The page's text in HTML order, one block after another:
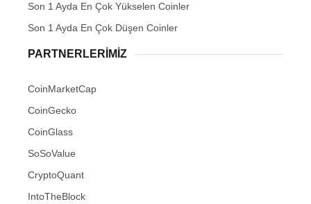
Son 1 Ayda En Çok Yükselen Coinler
Son 1 Ayda En Çok Düşen Coinler
PARTNERLERIMIZ
CoinMarketCap
CoinGecko
CoinGlass
SoSoValue
CryptoQuant
IntoTheBlock